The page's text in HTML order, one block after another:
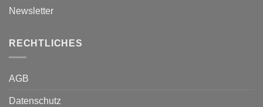
Newsletter
RECHTLICHES
AGB
Datenschutz